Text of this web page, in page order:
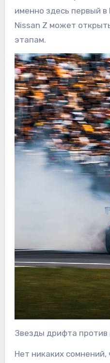
именно здесь первый
Nissan Z может
этапам.
Звезды дрифта
Нет никаких сомнений,